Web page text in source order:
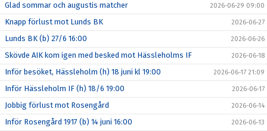
Glad sommar och augustis matcher 2026-06-29 09:00
Knapp förlust mot Lunds BK 2026-06-27
Lunds BK (b) 27/6 16:00 2026-06-26
Skövde AIK kom igen med besked mot Hässleholms IF 2026-06-18
Inför besöket, Hässleholm (h) 18 juni kl 19:00 2026-06-17 21:09
Inför Hässleholm IF (h) 18/6 19:00 2026-06-17
Jobbig förlust mot Rosengård 2026-06-14
Inför Rosengård 1917 (b) 14 juni 16:00 2026-06-13